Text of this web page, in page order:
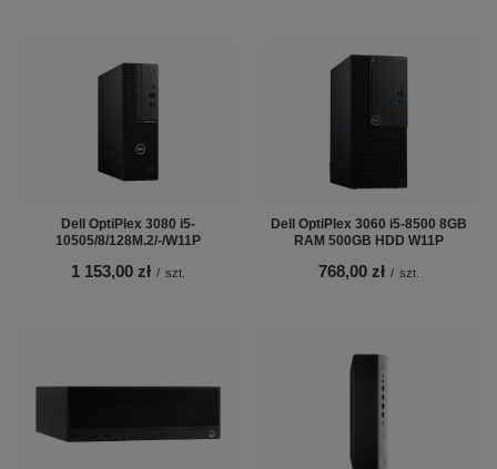
Dell OptiPlex 3080 i5-
10505/8/128M.2/-/W11P
1 153,00 zł / szt.
Dell OptiPlex 3060 i5-8500 8GB
RAM 500GB HDD W11P
768,00 zł / szt.